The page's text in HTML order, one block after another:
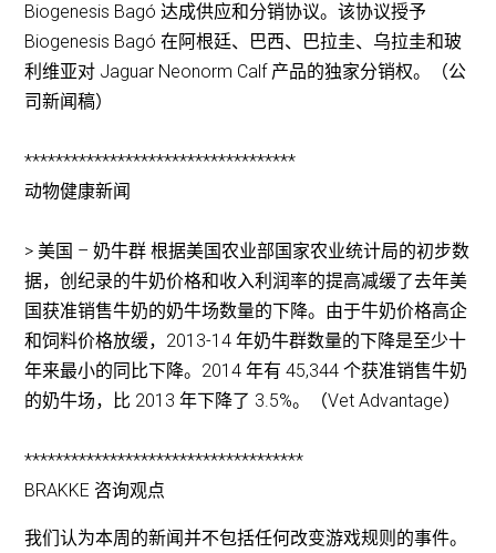
Biogenesis Bagó 达成供应和分销协议。该协议授予
Biogenesis Bagó 在阿根廷、巴西、巴拉圭、乌拉圭和玻
利维亚对 Jaguar Neonorm Calf 产品的独家分销权。（公
司新闻稿）
***********************************
动物健康新闻
> 美国 – 奶牛群 根据美国农业部国家农业统计局的初步数
据，创纪录的牛奶价格和收入利润率的提高减缓了去年美
国获准销售牛奶的奶牛场数量的下降。由于牛奶价格高企
和饲料价格放缓，2013-14 年奶牛群数量的下降是至少十
年来最小的同比下降。2014 年有 45,344 个获准销售牛奶
的奶牛场，比 2013 年下降了 3.5%。（Vet Advantage）
************************************
BRAKKE 咨询观点
我们认为本周的新闻并不包括任何改变游戏规则的事件。